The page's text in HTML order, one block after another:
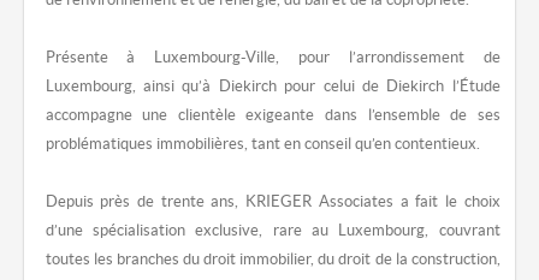
Présente à Luxembourg-Ville, pour l’arrondissement de
Luxembourg, ainsi qu’à Diekirch pour celui de Diekirch l’Étude
accompagne une clientèle exigeante dans l’ensemble de ses
problématiques immobilières, tant en conseil qu’en contentieux.
Depuis près de trente ans, KRIEGER Associates a fait le choix
d’une spécialisation exclusive, rare au Luxembourg, couvrant
toutes les branches du droit immobilier, du droit de la construction,